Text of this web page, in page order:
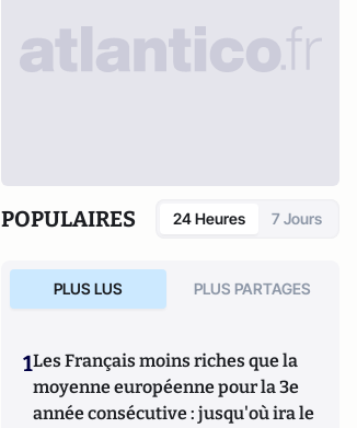
POPULAIRES 24 Heures 7 Jours
PLUS LUS PLUS PARTAGES
1Les Français moins riches que la
moyenne européenne pour la 3e
année consécutive : jusqu'où ira le